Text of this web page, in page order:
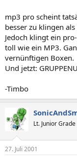
mp3 pro scheint
besser zu klingen
Jedoch klingt ein
toll wie ein MP3.
vernünftigen Boxen.
Und jetzt:
-Timbo
Lt. Junior Grade
27. Juli 2001